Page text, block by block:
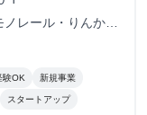
レール・りんかい
験OK 新規事業
スタートアップ